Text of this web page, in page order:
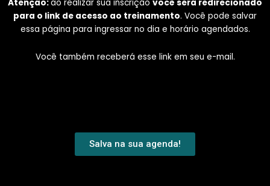
Atenção:ao realizar sua inscrição você será redirecionado
para o link de acesso ao treinamento. Você pode salvar
essa página para ingressar no dia e horário agendados.
Você também receberá esse link em seu e-mail.
Salva na sua agenda!